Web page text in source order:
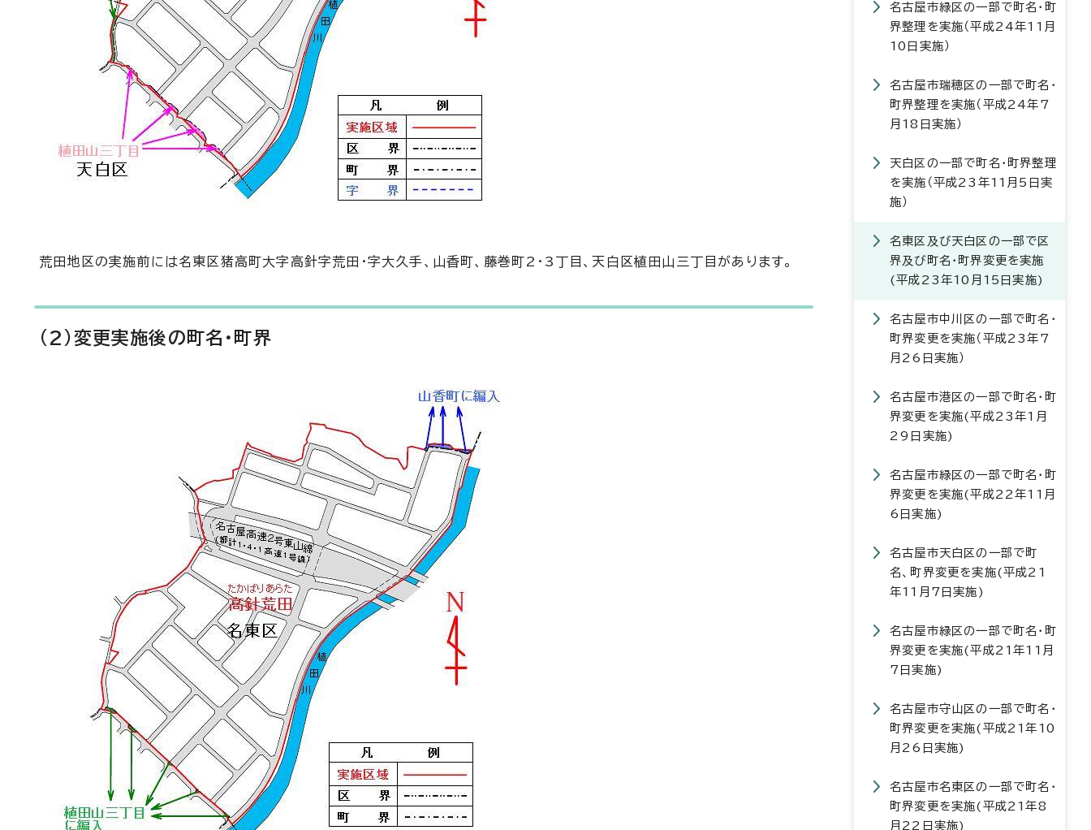
荒田地区の実施前には名東区猪高町大字高針字荒田・字大久手、山香町、藤巻町2・3丁目、天白区植田山三丁目があります。
(2)変更実施後の町名・町界
名古屋市緑区の一部で町名・町
界整理を実施（平成24年11月
10日実施）
名古屋市瑞穂区の一部で町名・
町界整理を実施（平成24年7
月18日実施）
天白区の一部で町名・町界整理
を実施（平成23年11月5日実
施）
名東区及び天白区の一部で区
界及び町名・町界変更を実施
(平成23年10月15日実施)
名古屋市中川区の一部で町名・
町界変更を実施（平成23年7
月26日実施）
名古屋市港区の一部で町名・町
界変更を実施(平成23年1月
29日実施)
名古屋市緑区の一部で町名・町
界変更を実施(平成22年11月
6日実施)
名古屋市天白区の一部で町
名、町界変更を実施(平成21
年11月7日実施)
名古屋市緑区の一部で町名・町
界変更を実施(平成21年11月
7日実施)
名古屋市守山区の一部で町名・
町界変更を実施(平成21年10
月26日実施)
名古屋市名東区の一部で町名・
町界変更を実施(平成21年8
月22日実施)